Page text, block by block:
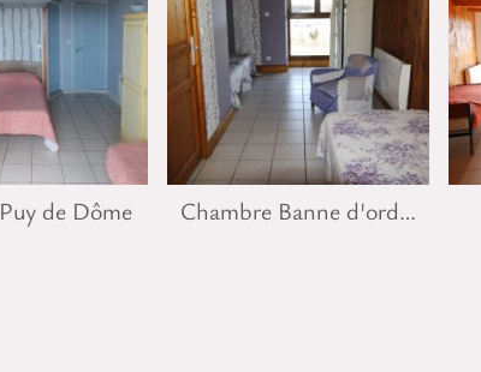
de Dôme Chambre Banne d'ordanche